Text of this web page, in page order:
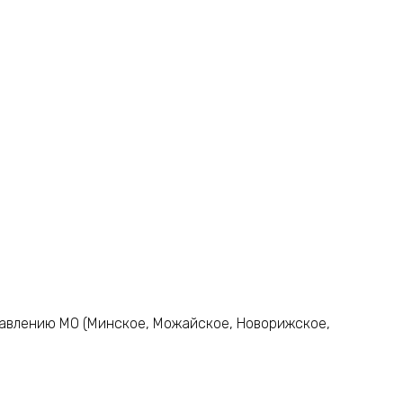
МО (Минское, Можайское, Новорижское,